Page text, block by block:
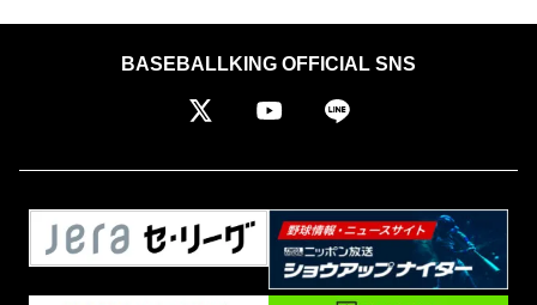
BASEBALLKING OFFICIAL SNS